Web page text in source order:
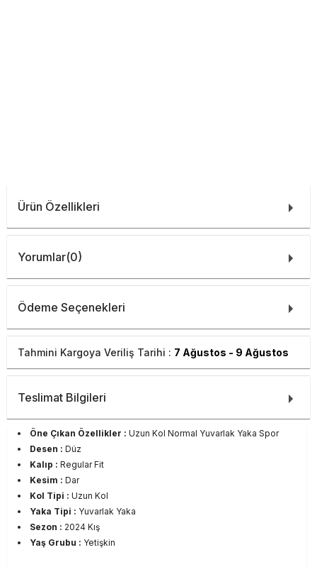
Ürün Özellikleri
Yorumlar(0)
Ödeme Seçenekleri
Tahmini Kargoya Veriliş Tarihi : 7 Ağustos - 9 Ağustos
Teslimat Bilgileri
Öne Çıkan Özellikler : Uzun Kol Normal Yuvarlak Yaka Spor
Desen : Düz
Kalıp : Regular Fit
Kesim : Dar
Kol Tipi : Uzun Kol
Yaka Tipi : Yuvarlak Yaka
Sezon : 2024 Kış
Yaş Grubu : Yetişkin